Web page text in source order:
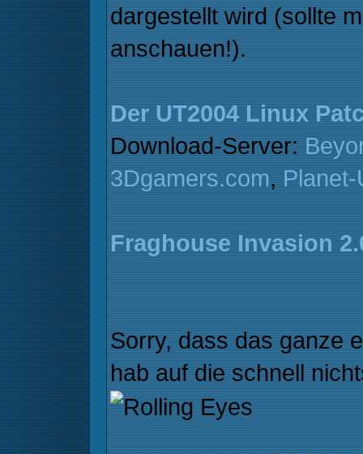
dargestellt wird (sollte
anschauen!).
Der UT2004 Linux
Download-Server:
3Dgamers.com,
Fraghouse Invasion
Sorry, dass das ganze
hab auf die schnell